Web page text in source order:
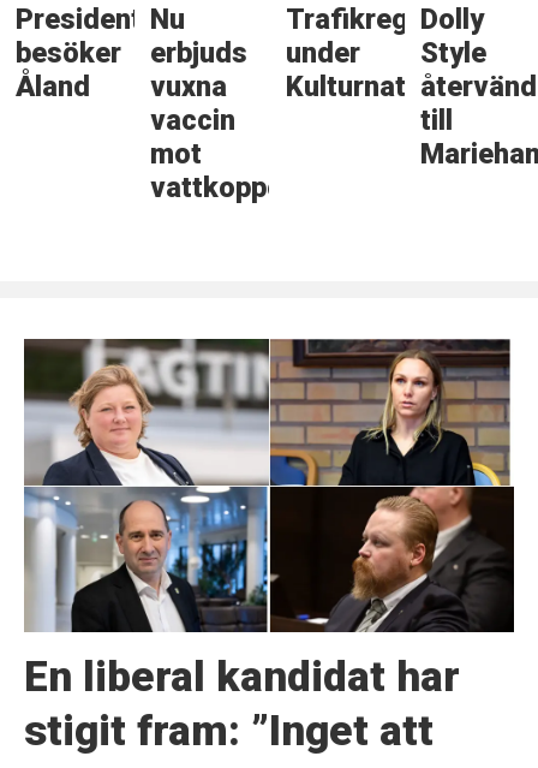
Presidenten
besöker
Åland
Nu
erbjuds
vuxna
vaccin
mot
vattkoppor
Trafikreglering
under
Kulturnatten
Dolly
Style
till
En liberal kandidat har
stigit fram: ”Inget att